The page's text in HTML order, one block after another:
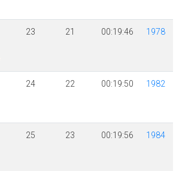
23 21 00:19:46 1978
24 22 00:19:50 1982
25 23 00:19:56 1984